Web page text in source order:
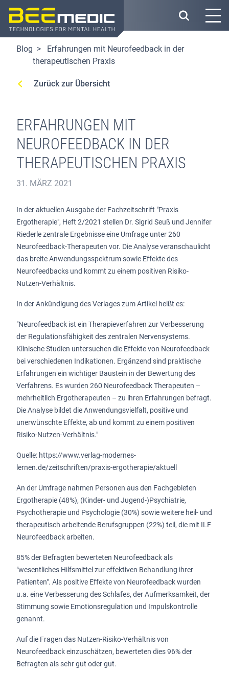
Direkt
zum
Inhalt
Blog
Erfahrungen mit Neurofeedback in der
therapeutischen Praxis
Zurück zur Übersicht
ERFAHRUNGEN MIT
NEUROFEEDBACK IN DER
THERAPEUTISCHEN PRAXIS
31. MÄRZ 2021
In der aktuellen Ausgabe der Fachzeitschrift "Praxis
Ergotherapie", Heft 2/2021 stellen Dr. Sigrid Seuß und Jennifer
Riederle zentrale Ergebnisse eine Umfrage unter 260
Neurofeedback-Therapeuten vor. Die Analyse veranschaulicht
das breite Anwendungsspektrum sowie Effekte des
Neurofeedbacks und kommt zu einem positiven Risiko-
Nutzen-Verhältnis.
In der Ankündigung des Verlages zum Artikel heißt es:
"Neurofeedback ist ein Therapieverfahren zur Verbesserung
der Regulationsfähigkeit des zentralen Nervensystems.
Klinische Studien untersuchen die Effekte von Neurofeedback
bei verschiedenen Indikationen. Ergänzend sind praktische
Erfahrungen ein wichtiger Baustein in der Bewertung des
Verfahrens. Es wurden 260 Neurofeedback Therapeuten –
mehrheitlich Ergotherapeuten – zu ihren Erfahrungen befragt.
Die Analyse bildet die Anwendungsvielfalt, positive und
unerwünschte Effekte, ab und kommt zu einem positiven
Risiko-Nutzen-Verhältnis."
Quelle: https://www.verlag-modernes-
lernen.de/zeitschriften/praxis-ergotherapie/aktuell
An der Umfrage nahmen Personen aus den Fachgebieten
Ergotherapie (48%), (Kinder- und Jugend-)Psychiatrie,
Psychotherapie und Psychologie (30%) sowie weitere heil- und
therapeutisch arbeitende Berufsgruppen (22%) teil, die mit ILF
Neurofeedback arbeiten.
85% der Befragten bewerteten Neurofeedback als
"wesentliches Hilfsmittel zur effektiven Behandlung ihrer
Patienten". Als positive Effekte von Neurofeedback wurden
u.a. eine Verbesserung des Schlafes, der Aufmerksamkeit, der
Stimmung sowie Emotionsregulation und Impulskontrolle
genannt.
Auf die Fragen das Nutzen-Risiko-Verhältnis von
Neurofeedback einzuschätzen, bewerteten dies 96% der
Befragten als sehr gut oder gut.